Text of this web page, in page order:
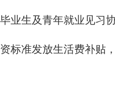
业生及青年就业见习
标准发放生活费补贴